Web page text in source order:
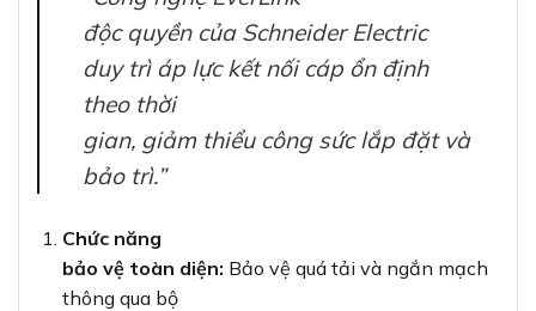
độc quyền của Schneider Electric
duy trì áp lực kết nối cáp ổn định
theo thời
gian, giảm thiểu công sức lắp đặt và
bảo trì.”
Chức năng
bảo vệ toàn diện: Bảo vệ quá tải và ngắn mạch
thông qua bộ